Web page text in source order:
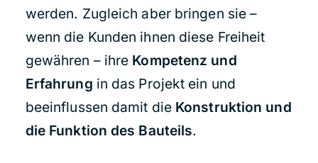
werden. Zugleich aber bringen sie –
wenn die Kunden ihnen diese Freiheit
gewähren – ihre Kompetenz und
Erfahrung in das Projekt ein und
beeinflussen damit die Konstruktion und
die Funktion des Bauteils.